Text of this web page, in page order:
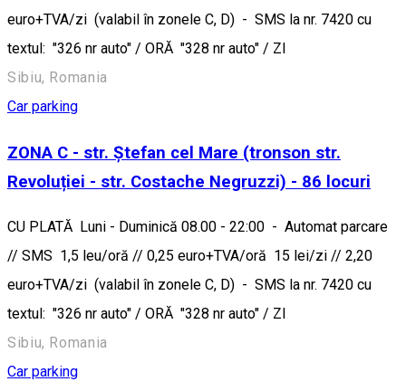
euro+TVA/zi (valabil în zonele C, D) - SMS la nr. 7420 cu
textul: "326 nr auto" / ORĂ "328 nr auto" / ZI
Sibiu, Romania
Car parking
ZONA C - str. Ștefan cel Mare (tronson str.
Revoluției - str. Costache Negruzzi) - 86 locuri
CU PLATĂ Luni - Duminică 08.00 - 22:00 - Automat parcare
// SMS 1,5 leu/oră // 0,25 euro+TVA/oră 15 lei/zi // 2,20
euro+TVA/zi (valabil în zonele C, D) - SMS la nr. 7420 cu
textul: "326 nr auto" / ORĂ "328 nr auto" / ZI
Sibiu, Romania
Car parking